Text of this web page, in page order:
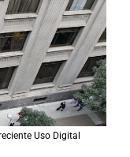
Uso Digital